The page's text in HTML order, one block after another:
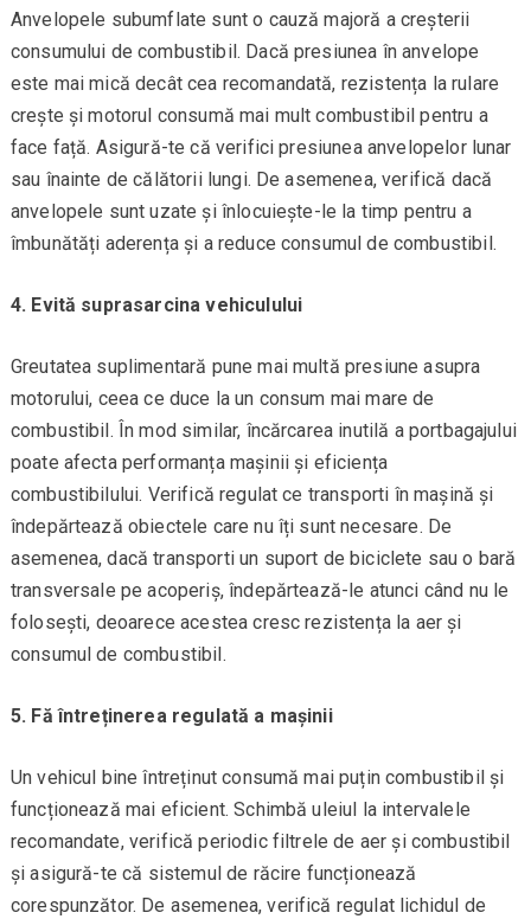
Anvelopele subumflate sunt o cauză majoră a creșterii
consumului de combustibil. Dacă presiunea în anvelope
este mai mică decât cea recomandată, rezistența la rulare
crește și motorul consumă mai mult combustibil pentru a
face față. Asigură-te că verifici presiunea anvelopelor lunar
sau înainte de călătorii lungi. De asemenea, verifică dacă
anvelopele sunt uzate și înlocuiește-le la timp pentru a
îmbunătăți aderența și a reduce consumul de combustibil.
4. Evită suprasarcina vehiculului
Greutatea suplimentară pune mai multă presiune asupra
motorului, ceea ce duce la un consum mai mare de
combustibil. În mod similar, încărcarea inutilă a portbagajului
poate afecta performanța mașinii și eficiența
combustibilului. Verifică regulat ce transporti în mașină și
îndepărtează obiectele care nu îți sunt necesare. De
asemenea, dacă transporti un suport de biciclete sau o bară
transversale pe acoperiș, îndepărtează-le atunci când nu le
folosești, deoarece acestea cresc rezistența la aer și
consumul de combustibil.
5. Fă întreținerea regulată a mașinii
Un vehicul bine întreținut consumă mai puțin combustibil și
funcționează mai eficient. Schimbă uleiul la intervalele
recomandate, verifică periodic filtrele de aer și combustibil
și asigură-te că sistemul de răcire funcționează
corespunzător. De asemenea, verifică regulat lichidul de